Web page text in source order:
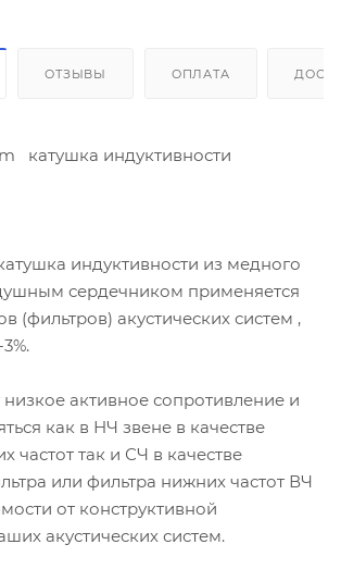
ОТЗЫВЫ ОПЛАТА
катушка индуктивности
индуктивности из медного
сердечником применяется
(фильтров) акустических систем ,
активное сопротивление и
как в НЧ звене в качестве
частот так и СЧ в качестве
или фильтра нижних частот ВЧ
от конструктивной
акустических систем.